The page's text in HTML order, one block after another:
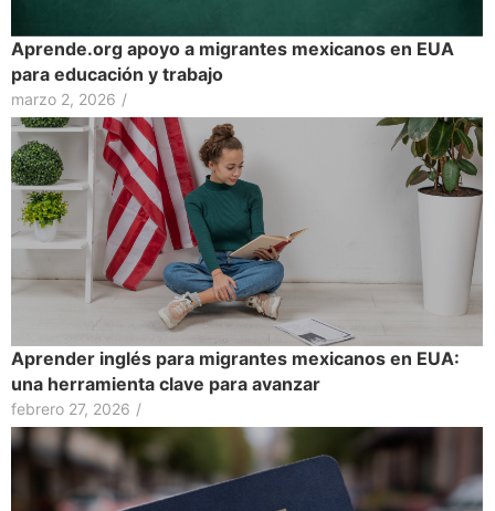
Aprende.org apoyo a migrantes mexicanos en EUA
para educación y trabajo
marzo 2, 2026 /
Aprender inglés para migrantes mexicanos en EUA:
una herramienta clave para avanzar
febrero 27, 2026 /